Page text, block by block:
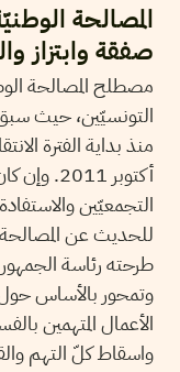
المصالحة
صفقة وابتزاز
مصطلح المصالحة
التونسيّين، حيث
منذ بداية الفترة
أكتوبر
التجمعيّين
للحديث عن
طرحته رئاسة
وتمحور بالأساس
الأعمال المتهمين
واسقاط كلّ التهم